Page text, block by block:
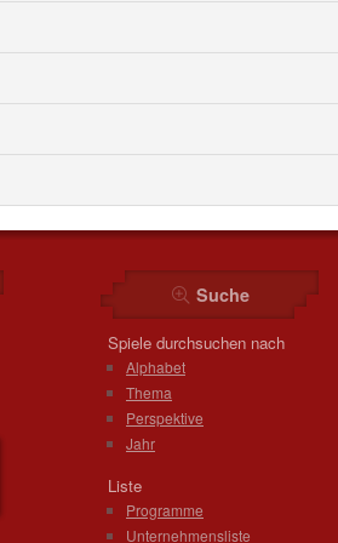
Suche
Spiele durchsuchen nach
Alphabet
Thema
Perspektive
Jahr
Liste
Programme
Unternehmensliste